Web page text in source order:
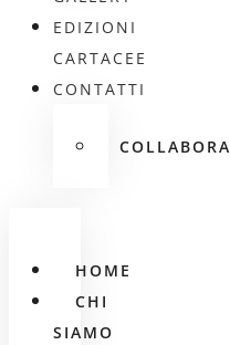
EDIZIONI
CARTACEE
CONTATTI
COLLABORA
HOME
CHI
SIAMO